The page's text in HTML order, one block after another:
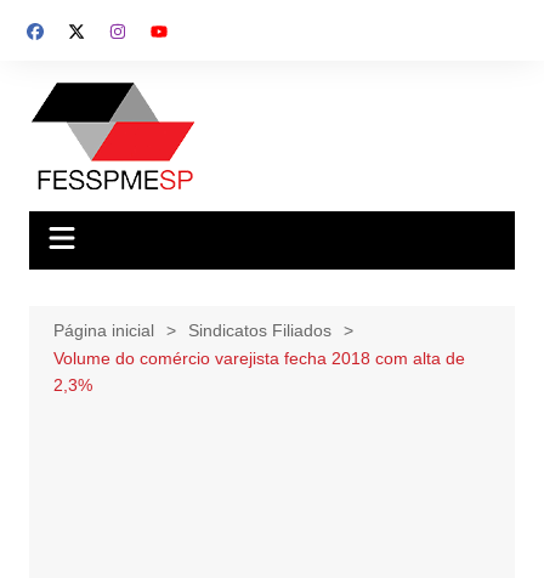
para
conteúdo
Página inicial
Sindicatos Filiados
Volume do comércio varejista fecha 2018 com alta de
2,3%